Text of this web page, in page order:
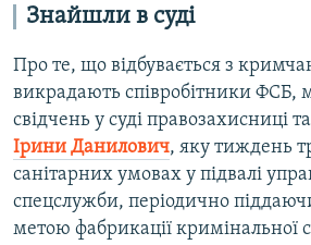
Знайшли в суді
Про те, що відбувається з
викрадають співробітники ФСБ,
свідчень у суді правозахисниці
Ірини Данилович, яку тиждень
санітарних умовах у підвалі
спецслужби, періодично
метою фабрикації кримінальної